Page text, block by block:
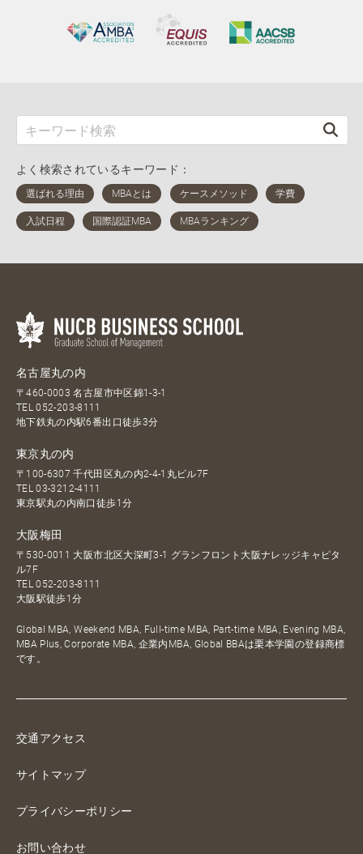
よく検索されているキーワード：
名古屋丸の内
〒460-0003 名古屋市中区錦1-3-1
TEL052-203-8111
地下鉄丸の内駅6番出口徒歩3分
東京丸の内
〒100-6307 千代田区丸の内2-4-1丸ビル7F
TEL03-3212-4111
東京駅丸の内南口徒歩1分
大阪梅田
〒530-0011 大阪市北区大深町3-1 グランフロント大阪ナレッジキャピタ
ル7F
TEL052-203-8111
大阪駅徒歩1分
Global MBA, Weekend MBA, Full-time MBA, Part-time MBA, Evening MBA,
MBA Plus, Corporate MBA, 企業内MBA, Global BBAは栗本学園の登録商標
です。
交通アクセス
サイトマップ
プライバシーポリシー
お問い合わせ